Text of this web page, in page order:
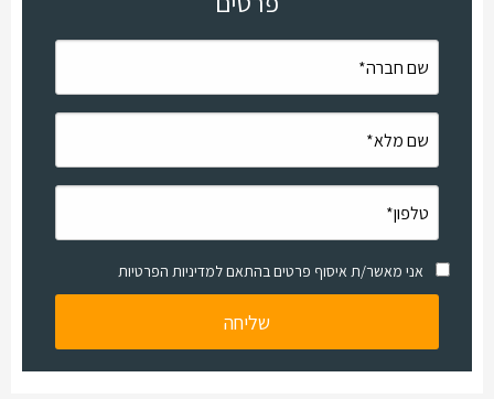
אני מאשר/ת איסוף פרטים בהתאם למדיניות הפרטיות